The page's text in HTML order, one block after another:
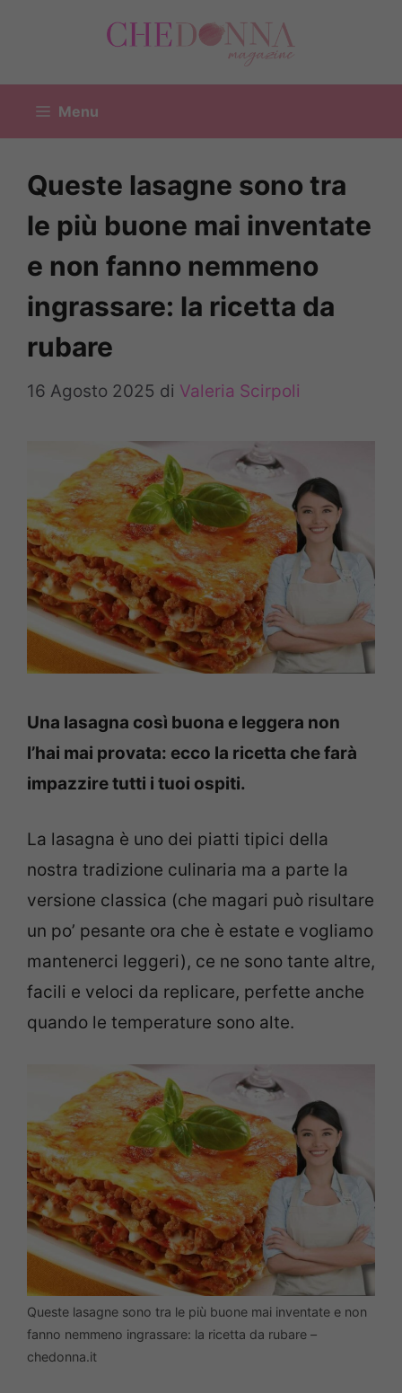
Menu
Queste lasagne sono tra
le più buone mai inventate
e non fanno nemmeno
ingrassare: la ricetta da
rubare
16 Agosto 2025 di Valeria Scirpoli
Una lasagna così buona e leggera non
l’hai mai provata: ecco la ricetta che farà
impazzire tutti i tuoi ospiti.
La lasagna è uno dei piatti tipici della
nostra tradizione culinaria ma a parte la
versione classica (che magari può risultare
un po’ pesante ora che è estate e vogliamo
mantenerci leggeri), ce ne sono tante altre,
facili e veloci da replicare, perfette anche
quando le temperature sono alte.
Queste lasagne sono tra le più buone mai inventate e non
fanno nemmeno ingrassare: la ricetta da rubare –
chedonna.it